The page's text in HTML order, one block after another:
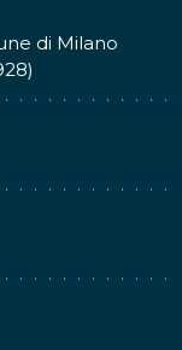
degli
poi dalla
mondiale, la
di Milano